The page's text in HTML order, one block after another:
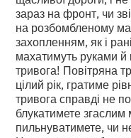
зараз на фронт, чи
на розбомбленому
захопленням, як і
махатимуть руками й
тривога! Повітряна
цілий рік, гратиме
тривога справді не
блукатимете
пильнуватимете, чи